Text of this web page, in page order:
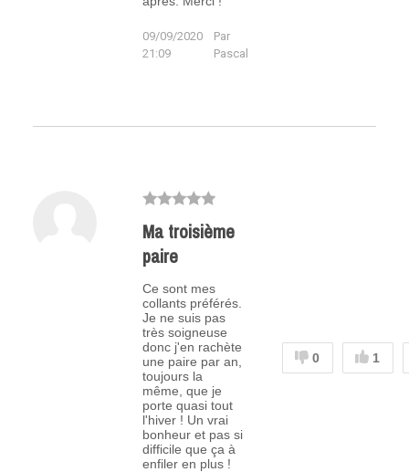
09/09/2020
21:09
Par
Pascal
Ma troisième
paire
Ce sont mes
collants préférés.
Je ne suis pas
très soigneuse
donc j'en rachète
une paire par an,
toujours la
même, que je
porte quasi tout
l'hiver ! Un vrai
bonheur et pas si
difficile que ça à
enfiler en plus !
0 1